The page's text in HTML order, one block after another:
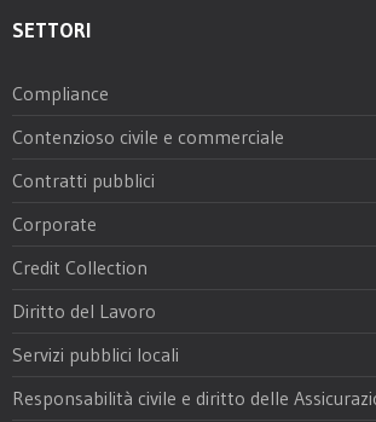
SETTORI
Compliance
Contenzioso civile e commerciale
Contratti pubblici
Corporate
Credit Collection
Diritto del Lavoro
Servizi pubblici locali
Responsabilità civile e diritto delle